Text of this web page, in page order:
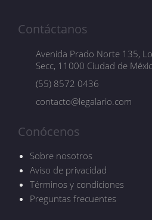
Contáctanos
Avenida Prado Norte 135,
Secc, 11000 Ciudad de
(55) 8572 0436
contacto@legalario.com
Conócenos
Sobre nosotros
Aviso de privacidad
Términos y condiciones
Preguntas frecuentes